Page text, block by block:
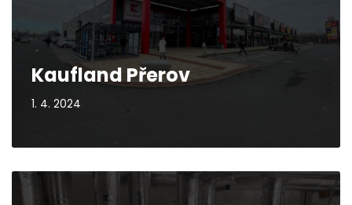
Kaufland Přerov
1. 4. 2024